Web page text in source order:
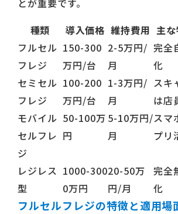
とが重要です。
種類
導入価格 維持費用 主
フルセル
フレジ
150-300
万円/台
2-5万円/
月
完全
化
セミセル
フレジ
100-200
万円/台
1-3万円/
月
スキ
は店
モバイル
セルフレ
ジ
50-100万
円
5-10万円/
月
スマ
プリ
レジレス
型
1000-300
0万円
20-50万
円/月
完全
化
フルセルフレジの特徴と適用場